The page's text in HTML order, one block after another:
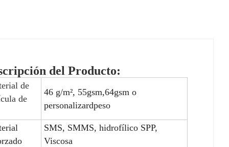
del Producto:
de
de
46 g/m², 55gsm,64gsm o
personalizardpeso
SMS, SMMS, hidrofílico SPP,
Viscosa